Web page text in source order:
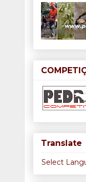
Translate
Select